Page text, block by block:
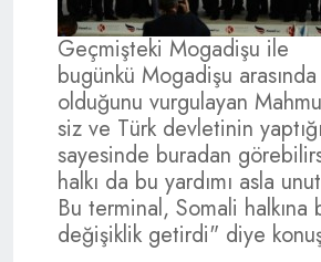
Geçmişteki Mogadişu ile
bugünkü Mogadişu
olduğunu vurgulayan
siz ve Türk devletinin
sayesinde buradan
halkı da bu yardımı asla
Bu terminal, Somali halkına
değişiklik getirdi" diye